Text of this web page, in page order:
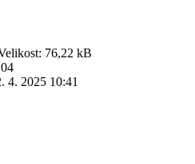
76,22 kB
4. 2025 10:41